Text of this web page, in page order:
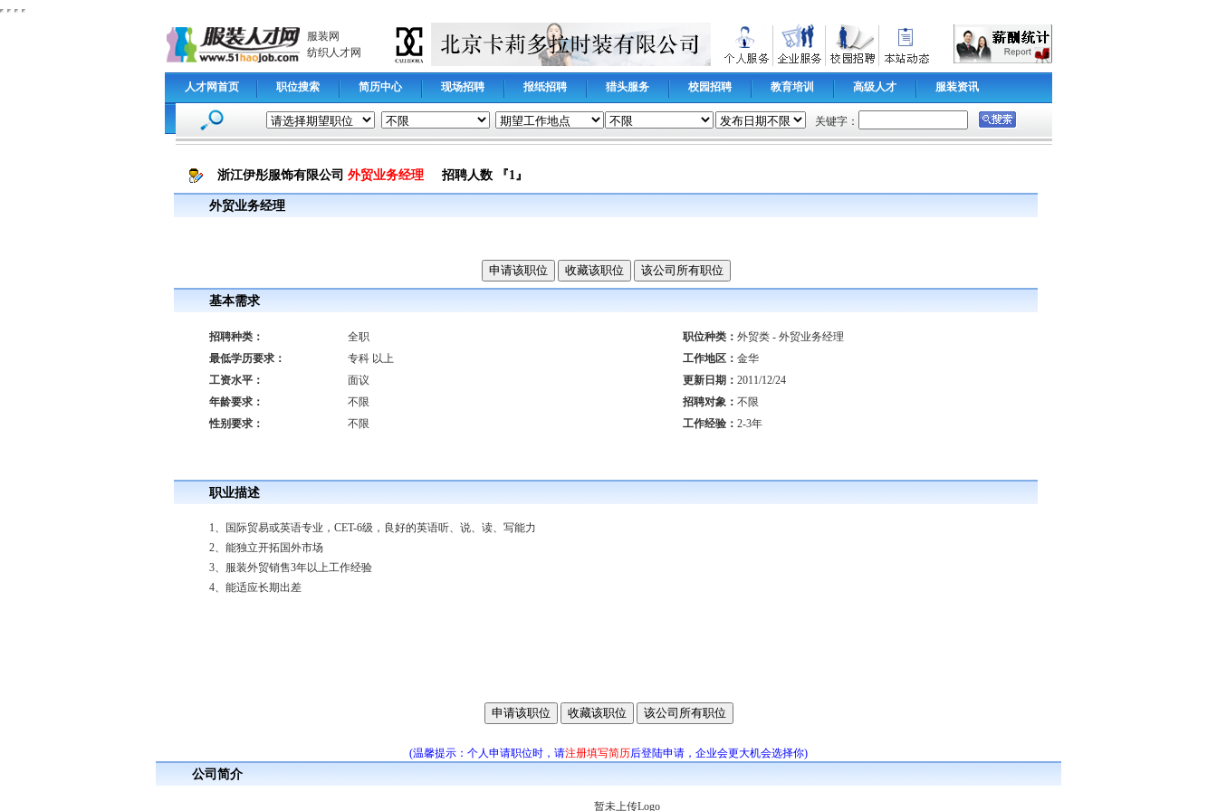
服装网
纺织人才网
人才网首页 职位搜索 简历中心 现场招聘 报纸招聘 猎头服务 校园招聘 教育培训 高级人才 服装资讯
关键字：
浙江伊彤服饰有限公司 外贸业务经理 招聘人数 『1』
外贸业务经理
基本需求
招聘种类： 全职 职位种类： 外贸类 - 外贸业务经理
最低学历要求：
专科 以上 工作地区： 金华
工资水平：
面议 更新日期： 2011/12/24
年龄要求：
不限 招聘对象： 不限
性别要求：
不限 工作经验： 2-3年
职业描述
1、国际贸易或英语专业，CET-6级，良好的英语听、说、读、写能力
2、能独立开拓国外市场
3、服装外贸销售3年以上工作经验
4、能适应长期出差
(温馨提示：个人申请职位时，请注册填写简历后登陆申请，企业会更大机会选择你)
公司简介
暂未上传Logo